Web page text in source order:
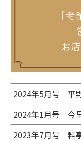
2024年5月号 平
2024年1月号 今
2023年7月号 料